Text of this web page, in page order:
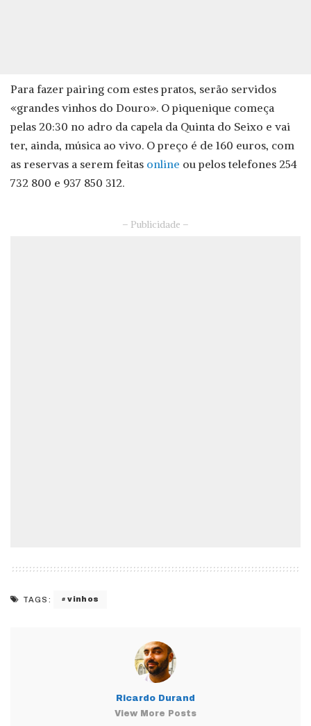
Para fazer pairing com estes pratos, serão servidos
«grandes vinhos do Douro». O piquenique começa
pelas 20:30 no adro da capela da Quinta do Seixo e vai
ter, ainda, música ao vivo. O preço é de 160 euros, com
as reservas a serem feitas online ou pelos telefones 254
732 800 e 937 850 312.
– Publicidade –
TAGS: vinhos
Ricardo Durand
View More Posts